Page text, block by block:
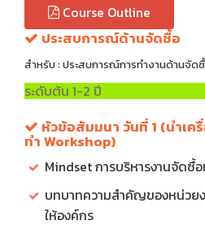
Course Outline
ประสบการณ์ด้านจัดซื้อ
สำหรับ : ประสบการณ์การทำงานด้านจัด
ระดับต้น 1-2 ปี
หัวข้อสัมมนา วันที่ 1 (นำเค
ทำ Workshop)
Mindset การบริหารงานจัดซื้
บทบาทความสำคัญของหน่วยง
ให้องค์กร